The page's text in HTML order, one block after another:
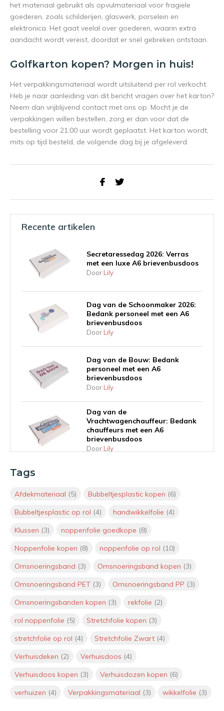
het materiaal gebruikt als opvulmateriaal voor fragiele
goederen, zoals schilderijen, glaswerk, porselein en
elektronica. Het gaat veelal over goederen, waarin extra
aandacht wordt vereist, doordat er snel gebreken ontstaan.
Golfkarton kopen? Morgen in huis!
Het verpakkingsmateriaal wordt uitsluitend per rol verkocht.
Heb je naar aanleiding van dit bericht vragen over het karton?
Neem dan vrijblijvend contact met ons op. Mocht je de
verpakkingen willen bestellen, zorg er dan voor dat de
bestelling voor 21:00 uur wordt geplaatst. Het karton wordt,
mits op tijd besteld, de volgende dag bij je afgeleverd.
Recente artikelen
Secretaressedag 2026: Verras
met een luxe A6 brievenbusdoos
Door Lily
Dag van de Schoonmaker 2026:
Bedank personeel met een A6
brievenbusdoos
Door Lily
Dag van de Bouw: Bedank
personeel met een A6
brievenbusdoos
Door Lily
Dag van de
Vrachtwagenchauffeur: Bedank
chauffeurs met een A6
brievenbusdoos
Door Lily
themaverpakking
Lily
Interview Lily van Maanen: Jouw
VerpakkingenXL
Interview met Roderick Klaver:
VerpakkingenXL
Mag een pizzadoos bij het oud
over recycling
Onze luchtkussen enveloppen
zijn nu klaar voor verzending
Tags
Afdekmateriaal (5) Bubbeltjesplastic kopen (6)
Bubbeltjesplastic op rol (4) handwikkelfolie (4)
Klussen (3) noppenfolie goedkope (8)
Noppenfolie kopen (8) noppenfolie op rol (10)
Omsnoeringsband (3) Omsnoeringsband kopen (3)
Omsnoeringsband PET (3) Omsnoeringsband PP (3)
Omsnoeringsbanden kopen (3) rekfolie (2)
rol noppenfolie (5) Stretchfolie kopen (3)
stretchfolie op rol (4) Stretchfolie Zwart (4)
Verhuisdeken (2) Verhuisdoos (4)
Verhuisdoos kopen (3) Verhuisdozen kopen (6)
verhuizen (4) Verpakkingsmateriaal (3) wikkelfolie (3)